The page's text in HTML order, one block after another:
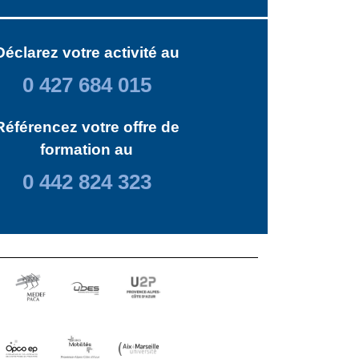
votre activité au
0 427 684 015
votre offre de
formation au
0 442 824 323